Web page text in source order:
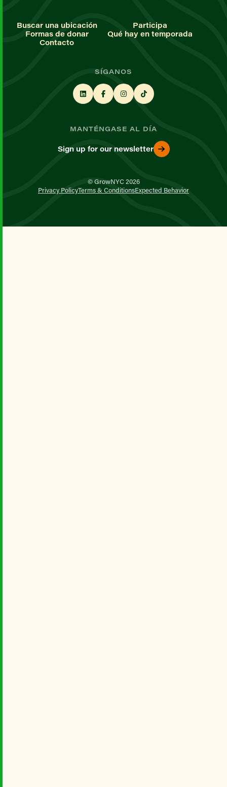
Buscar una ubicación
Participa
Formas de donar
Qué hay en temporada
Contacto
SÍGANOS
MANTÉNGASE AL DÍA
Sign up for our newsletter
© GrowNYC 2026
Privacy PolicyTerms & ConditionsExpected Behavior